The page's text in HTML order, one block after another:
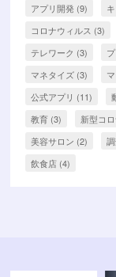
アプリ開発 (9)
コロナウィルス (3)
テレワーク (3)
マネタイズ (3)
公式アプリ (11)
教育 (3) 新型コ
美容サロン (2)
飲食店 (4)